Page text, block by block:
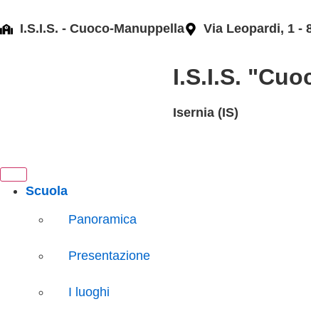
I.S.I.S. - Cuoco-Manuppella
Via Leopardi, 1 -
I.S.I.S.
Isernia (IS)
Scuola
Panoramica
Presentazione
I luoghi